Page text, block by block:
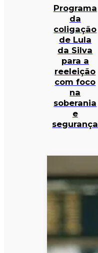
Programa
da
coligação
de Lula
da Silva
para a
reeleição
com foco
na
soberania
e
segurança